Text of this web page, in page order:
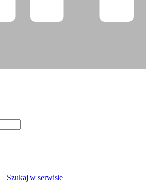
Szukaj w serwisie